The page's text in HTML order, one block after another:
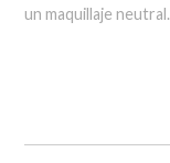
un maquillaje